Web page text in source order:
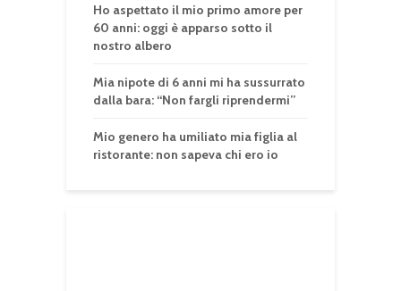
Ho aspettato il mio primo amore per
60 anni: oggi è apparso sotto il
nostro albero
Mia nipote di 6 anni mi ha sussurrato
dalla bara: “Non fargli riprendermi”
Mio genero ha umiliato mia figlia al
ristorante: non sapeva chi ero io